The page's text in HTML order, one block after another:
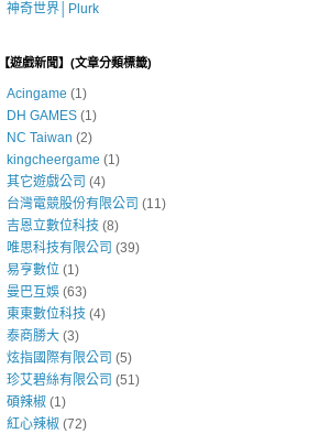
神奇世界│Plurk
遊戲新聞】(文章分類標籤)
Acingame (1)
DH GAMES (1)
NC Taiwan (2)
kingcheergame (1)
其它遊戲公司 (4)
台灣電競股份有限公司 (11)
吉恩立數位科技 (8)
唯思科技有限公司 (39)
易亨數位 (1)
曼巴互娛 (63)
東東數位科技 (4)
泰商勝大 (3)
炫指國際有限公司 (5)
珍艾碧絲有限公司 (51)
碩辣椒 (1)
紅心辣椒 (72)